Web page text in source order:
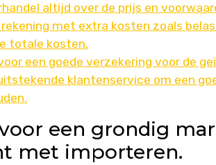
altijd over de prijs en
rekening met extra kosten zoals
totale kosten.
een goede verzekering voor de
klantenservice om een
een grondig
met importeren.